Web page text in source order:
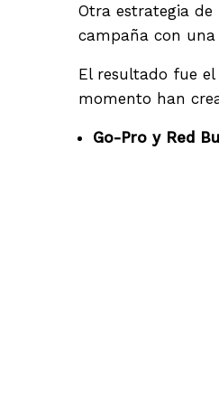
Otra estrategia
campaña con
El resultado fue
momento han
Go-Pro y Red